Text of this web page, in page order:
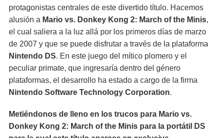
protagonistas centrales de este divertido título. Hacemos
alusión a Mario vs. Donkey Kong 2: March of the Minis,
el cual saliera a la luz allá por los primeros días de marzo
de 2007 y que se puede disfrutar a través de la plataforma
Nintendo DS. En este juego del mítico plomero y el
peculiar primate, que ingresaría dentro del género
plataformas, el desarrollo ha estado a cargo de la firma
Nintendo Software Technology Corporation.
Metiéndonos de lleno en los trucos para Mario vs.
Donkey Kong 2: March of the Minis para la portátil DS